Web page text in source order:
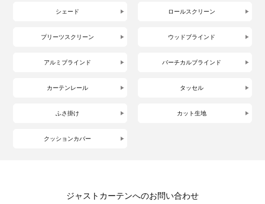
シェード ロールスクリーン
プリーツスクリーン ウッドブラインド
アルミブラインド バーチカルブラインド
カーテンレール タッセル
ふさ掛け カット生地
クッションカバー
ジャストカーテンへのお問い合わせ